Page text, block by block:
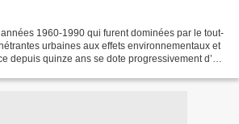
1960-1990 qui furent dominées par le tout-
urbaines aux effets environnementaux et
depuis quinze ans se dote progressivement d’un